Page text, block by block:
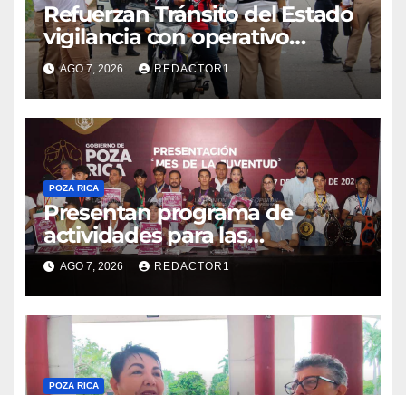
Refuerzan Tránsito del Estado
vigilancia con operativo
sorpresa
AGO 7, 2026 REDACTOR1
POZA RICA
Presentan programa de
actividades para las
juventudes
AGO 7, 2026 REDACTOR1
POZA RICA